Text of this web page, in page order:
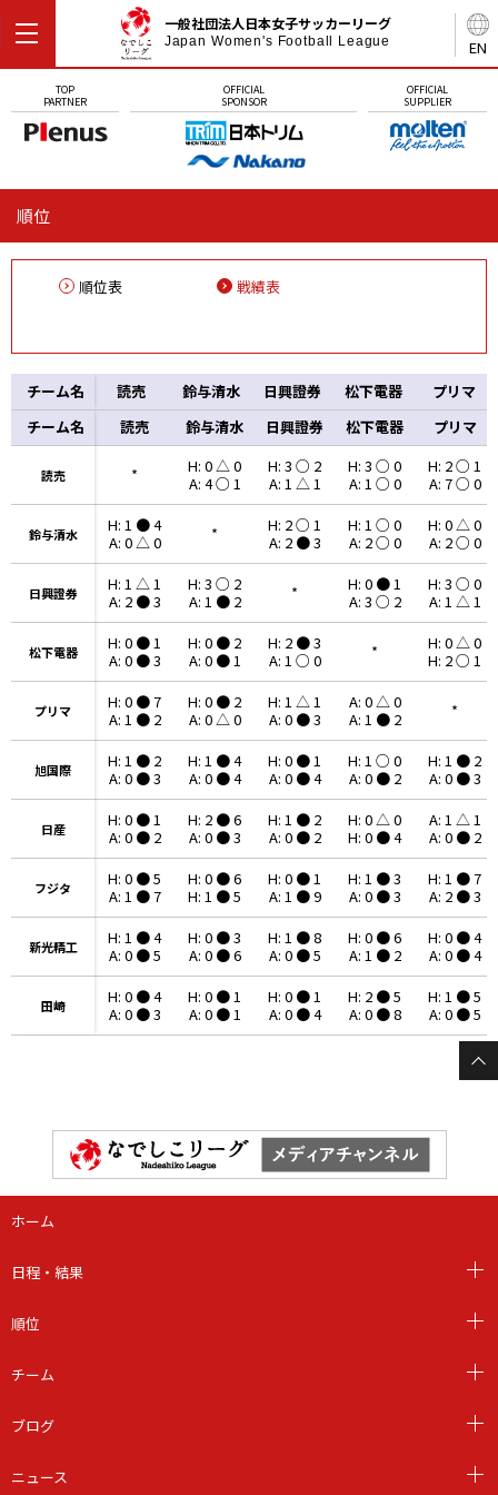
EN
一般社団法人日本女子サッカーリーグ
Japan Women's Football League
TOP
PARTNER
OFFICIAL
SPONSOR
OFFICIAL
SUPPLIER
順位
順位表 戦績表
チーム名 読売 鈴与清水 日興證券 松下電器 プリマ
読売 *
H: 0 △ 0
A: 4 ○ 1
H: 3 ○ 2
A: 1 △ 1
H: 3 ○ 0
A: 1 ○ 0
H: 2 ○ 1
A: 7 ○ 0
鈴与清水
H: 1 ● 4
A: 0 △ 0
*
H: 2 ○ 1
A: 2 ● 3
H: 1 ○ 0
A: 2 ○ 0
H: 0 △ 0
A: 2 ○ 0
日興證券
H: 1 △ 1
A: 2 ● 3
H: 3 ○ 2
A: 1 ● 2
*
H: 0 ● 1
A: 3 ○ 2
H: 3 ○ 0
A: 1 △ 1
松下電器
H: 0 ● 1
A: 0 ● 3
H: 0 ● 2
A: 0 ● 1
H: 2 ● 3
A: 1 ○ 0
*
H: 0 △ 0
H: 2 ○ 1
プリマ
H: 0 ● 7
A: 1 ● 2
H: 0 ● 2
A: 0 △ 0
H: 1 △ 1
A: 0 ● 3
A: 0 △ 0
A: 1 ● 2
*
旭国際
H: 1 ● 2
A: 0 ● 3
H: 1 ● 4
A: 0 ● 4
H: 0 ● 1
A: 0 ● 4
H: 1 ○ 0
A: 0 ● 2
H: 1 ● 2
A: 0 ● 3
日産
H: 0 ● 1
A: 0 ● 2
H: 2 ● 6
A: 0 ● 3
H: 1 ● 2
A: 0 ● 2
H: 0 △ 0
H: 0 ● 4
A: 1 △ 1
A: 0 ● 2
フジタ
H: 0 ● 5
A: 1 ● 7
H: 0 ● 6
H: 1 ● 5
H: 0 ● 1
A: 1 ● 9
H: 1 ● 3
A: 0 ● 3
H: 1 ● 7
A: 2 ● 3
新光精工
H: 1 ● 4
A: 0 ● 5
H: 0 ● 3
A: 0 ● 6
H: 1 ● 8
A: 0 ● 5
H: 0 ● 6
A: 1 ● 2
H: 0 ● 4
A: 0 ● 4
田崎
H: 0 ● 4
A: 0 ● 3
H: 0 ● 1
A: 0 ● 1
H: 0 ● 1
A: 0 ● 4
H: 2 ● 5
A: 0 ● 8
H: 1 ● 5
A: 0 ● 5
チーム名
読売
鈴与清水
日興證券
松下電器
プリマ
旭国際
日産
フジタ
新光精工
田崎
チーム名 読売 鈴与清水 日興證券 松下電器 プリマ
ホーム
日程・結果
順位
チーム
ブログ
ニュース